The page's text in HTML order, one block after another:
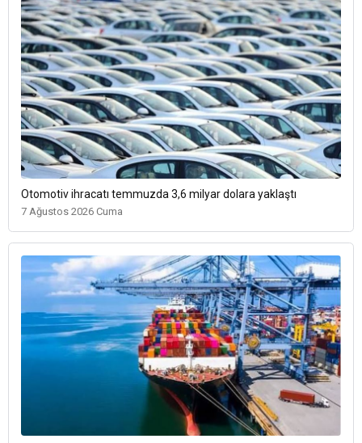
Otomotiv ihracatı temmuzda 3,6 milyar dolara yaklaştı
7 Ağustos 2026 Cuma